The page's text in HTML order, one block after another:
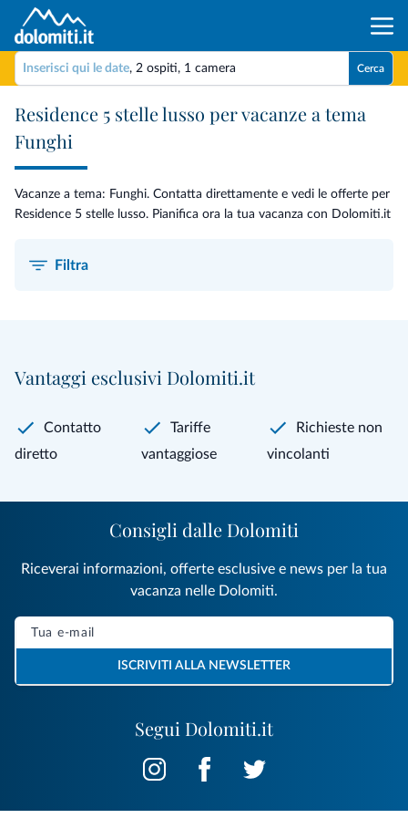
Inserisci qui le date, 2 ospiti, 1 camera Cerca
Residence 5 stelle lusso per vacanze a tema
Funghi
Vacanze a tema: Funghi. Contatta direttamente e vedi le offerte per
Residence 5 stelle lusso. Pianifica ora la tua vacanza con Dolomiti.it
Filtra
Vantaggi esclusivi Dolomiti.it
Contatto
diretto
Tariffe
vantaggiose
Richieste non
vincolanti
Segui Dolomiti.it
Consigli dalle Dolomiti
Riceverai informazioni, offerte esclusive e news per la tua
vacanza nelle Dolomiti.
ISCRIVITI ALLA NEWSLETTER